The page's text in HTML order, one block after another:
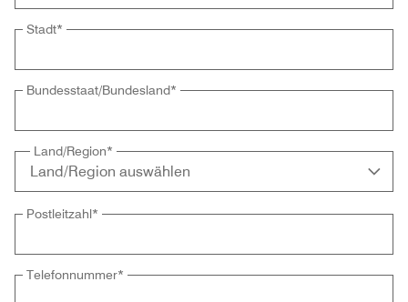
Stadt*
Bundesstaat/Bundesland*
Land/Region*
Postleitzahl*
Telefonnummer*